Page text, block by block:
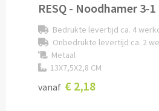
Lunchboxen bedrukken
Lunchbekers bedrukken
RESQ - Noodhamer 3-1
Bedrukte levertijd ca. 4
Onbedrukte levertijd ca. 2
Metaal
13X7,5X2,8 CM
vanaf € 2,18